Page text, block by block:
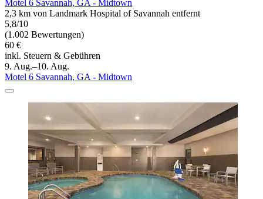
Motel 6 Savannah, GA - Midtown
2,3 km von Landmark Hospital of Savannah entfernt
5,8/10
(1.002 Bewertungen)
60 €
inkl. Steuern & Gebühren
9. Aug.–10. Aug.
Motel 6 Savannah, GA - Midtown